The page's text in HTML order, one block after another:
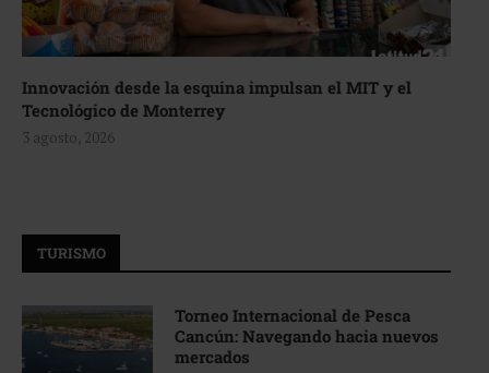
Innovación desde la esquina impulsan el MIT y el
Tecnológico de Monterrey
3 agosto, 2026
TURISMO
Torneo Internacional de Pesca
Cancún: Navegando hacia nuevos
mercados